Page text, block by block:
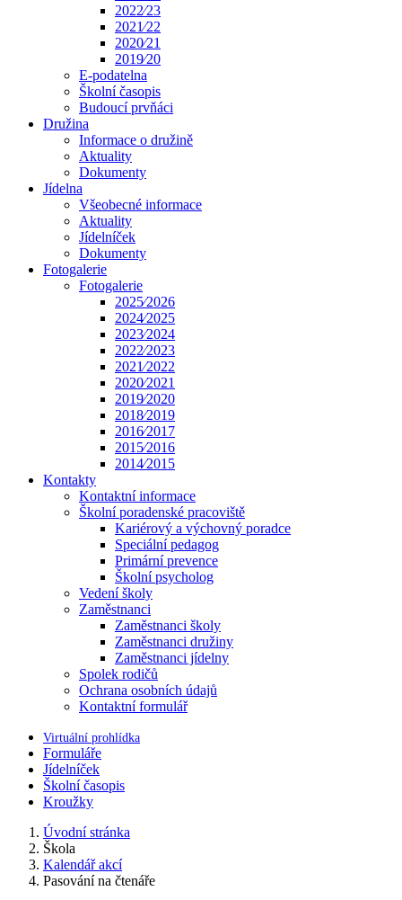
2022⁄23
2021⁄22
2020⁄21
2019⁄20
E-podatelna
Školní časopis
Budoucí prvňáci
Družina
Informace o družině
Aktuality
Dokumenty
Jídelna
Všeobecné informace
Aktuality
Jídelníček
Dokumenty
Fotogalerie
Fotogalerie
2025⁄2026
2024⁄2025
2023⁄2024
2022⁄2023
2021⁄2022
2020⁄2021
2019⁄2020
2018⁄2019
2016⁄2017
2015⁄2016
2014⁄2015
Kontakty
Kontaktní informace
Školní poradenské pracoviště
Kariérový a výchovný poradce
Speciální pedagog
Primární prevence
Školní psycholog
Vedení školy
Zaměstnanci
Zaměstnanci školy
Zaměstnanci družiny
Zaměstnanci jídelny
Spolek rodičů
Ochrana osobních údajů
Kontaktní formulář
Virtuální prohlídka
Formuláře
Jídelníček
Školní časopis
Kroužky
Úvodní stránka
Škola
Kalendář akcí
Pasování na čtenáře